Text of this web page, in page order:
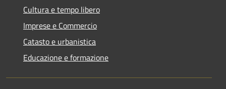
Cultura e tempo libero
Imprese e Commercio
Catasto e urbanistica
Educazione e formazione